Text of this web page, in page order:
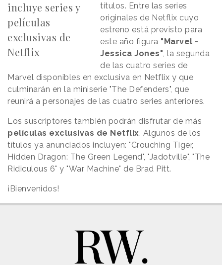
incluye series y
películas
exclusivas de
Netflix
títulos. Entre las series
originales de Netflix cuyo
estreno está previsto para
este año figura "Marvel -
Jessica Jones", la segunda
de las cuatro series de
Marvel disponibles en exclusiva en Netflix y que
culminarán en la miniserie "The Defenders", que
reunirá a personajes de las cuatro series anteriores.
Los suscriptores también podrán disfrutar de más
películas exclusivas de Netflix. Algunos de los
títulos ya anunciados incluyen: "Crouching Tiger,
Hidden Dragon: The Green Legend", "Jadotville", "The
Ridiculous 6" y "War Machine" de Brad Pitt.
¡Bienvenidos!